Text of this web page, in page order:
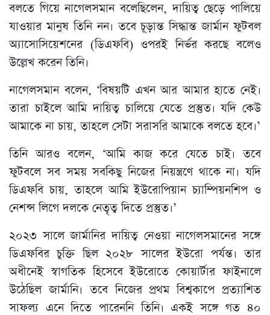
বলতে গিয়ে নাগেলসমান বলেছিলেন, দায়িত্ব ছেড়ে পালিয়ে
যাওয়ার মানুষ তিনি নন। তবে চূড়ান্ত সিদ্ধান্ত জার্মান ফুটবল
অ্যাসোসিয়েশনের (ডিএফবি) ওপরই নির্ভর করছে বলেও
উল্লেখ করেন তিনি।
নাগেলসমান বলেন, ‘বিষয়টি এখন আর আমার হাতে নেই।
তারা চাইলে আমি দায়িত্ব চালিয়ে যেতে প্রস্তুত। যদি কেউ
আমাকে না চায়, তাহলে সেটা সরাসরি আমাকে বলতে হবে।’
তিনি আরও বলেন, ‘আমি কাজ করে যেতে চাই। তবে
ফুটবলে সব সময় সবকিছু নিজের নিয়ন্ত্রণে থাকে না। যদি
ডিএফবি চায়, তাহলে আমি ইউরোপিয়ান চ্যাম্পিয়নশিপ ও
নেশন্স লিগে দলকে নেতৃত্ব দিতে প্রস্তুত।’
২০২৩ সালে জার্মানির দায়িত্ব নেওয়া নাগেলসমানের সঙ্গে
ডিএফবির চুক্তি ছিল ২০২৮ সালের ইউরো পর্যন্ত। তার
অধীনেই স্বাগতিক হিসেবে ইউরোতে কোয়ার্টার ফাইনালে
উঠেছিল জার্মানি। তবে নিজের প্রথম বিশ্বকাপে প্রত্যাশিত
সাফল্য এনে দিতে পারেননি তিনি। একই সঙ্গে গত ৪০